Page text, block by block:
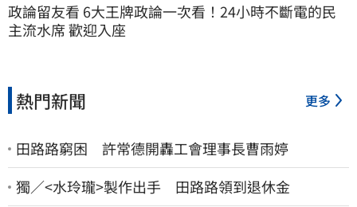
政論留友看 6大王牌政論一次看！24小時不斷電的民
主流水席 歡迎入座
熱門新聞 更多
田路路窮困 許常德開轟工會理事長曹雨婷
獨／<水玲瓏>製作出手 田路路領到退休金